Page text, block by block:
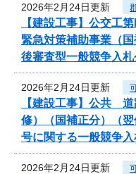
2026年2月24日更新
【建設工事】公交工
緊急対策補助事業（
後審査型一般競争入
2026年2月24日更新
【建設工事】公共
修）（国補正分）（
号に関する一般競争
2026年2月24日更新